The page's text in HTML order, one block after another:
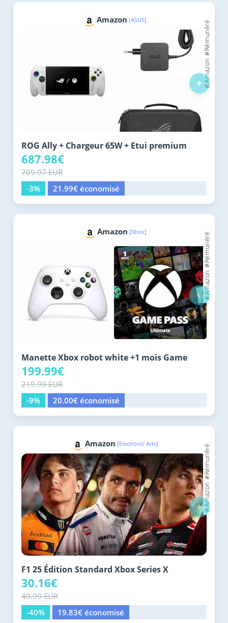
Amazon [ASUS]
ROG Ally + Chargeur 65W + Etui premium
687.98€
709.97 EUR
-3%
21.99€ économisé
+
Amazon [Xbox]
Manette Xbox robot white +1 mois Game
199.99€
219.99 EUR
-9%
20.00€ économisé
+
Amazon [Electronic Arts]
F1 25 Édition Standard Xbox Series X
30.16€
49.99 EUR
-40%
19.83€ économisé
+